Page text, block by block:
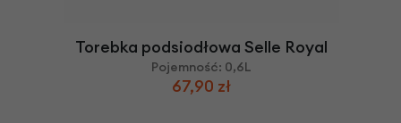
Torebka podsiodłowa Selle Royal
Pojemność: 0,6L
67,90 zł